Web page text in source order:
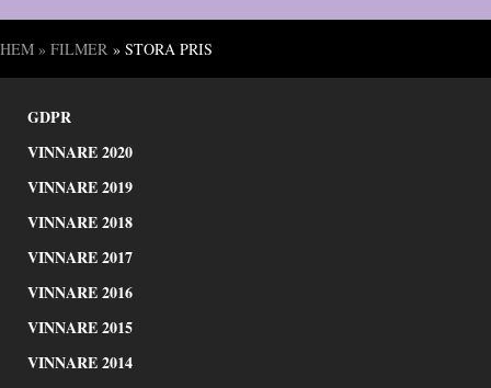
Du är här
HEM » FILMER » STORA PRIS
GDPR
VINNARE 2020
VINNARE 2019
VINNARE 2018
VINNARE 2017
VINNARE 2016
VINNARE 2015
VINNARE 2014